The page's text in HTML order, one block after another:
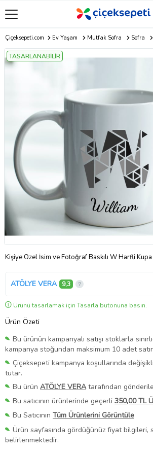
Çiçeksepeti.com Ev Yaşam Mutfak Sofra Sofra
TASARLANABİLİR
Kişiye Özel İsim ve Fotoğraf Baskılı W Harfli
ATÖLYE VERA 9,3
Ürünü tasarlamak için Tasarla butonuna basın.
Ürün Özeti
Bu ürünün kampanyalı satışı stoklarla
kampanya stoğundan maksimum 10 adet
Çiçeksepeti kampanya koşullarında
tutar.
Bu ürün ATÖLYE VERAtarafından
Bu satıcının ürünlerinde geçerli 350,00 TL
Bu Satıcının Tüm Ürünlerini Görüntüle
Ürün sayfasında gördüğünüz fiyat bilgileri,
belirlenmektedir.